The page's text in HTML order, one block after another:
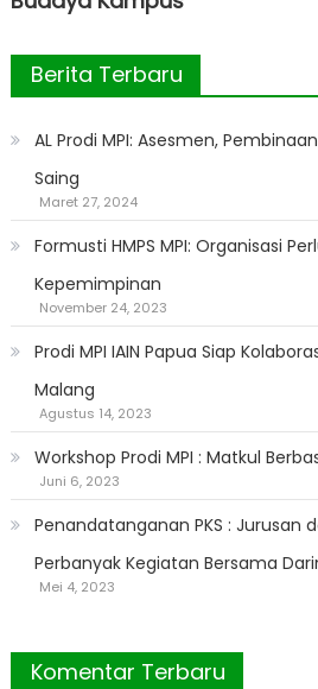
Berita Terbaru
AL Prodi MPI: Asesmen,
Saing
Maret 27, 2024
Formusti HMPS MPI: Organisasi
Kepemimpinan
November 24, 2023
Prodi MPI IAIN Papua Siap
Malang
Agustus 14, 2023
Workshop Prodi MPI : Matkul
Juni 6, 2023
Penandatanganan PKS : Jurusan
Perbanyak Kegiatan Bersama
Mei 4, 2023
Komentar Terbaru